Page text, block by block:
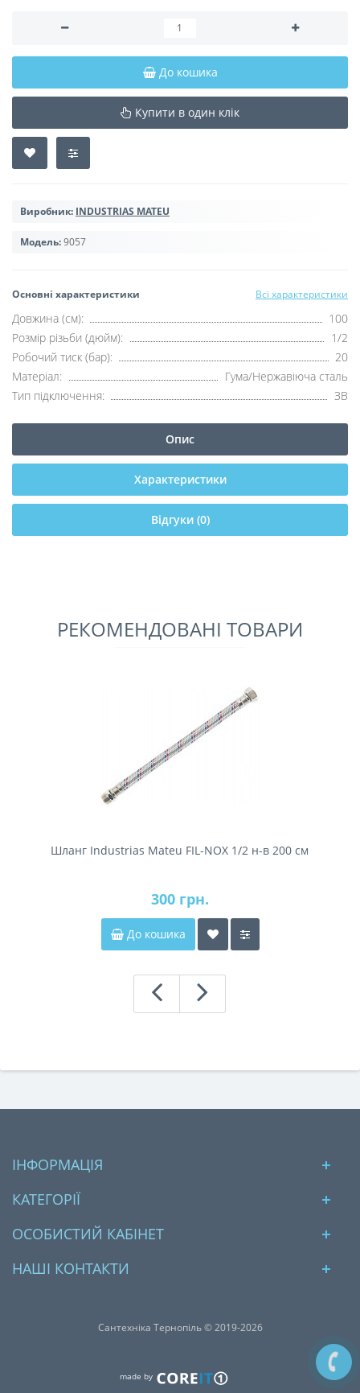
До кошика
Купити в один клік
Виробник: INDUSTRIAS MATEU
Модель:9057
Основні характеристики Всі характеристики
Довжина (см):
100
Розмір різьби (дюйм):
1/2
Робочий тиск (бар):
20
Матеріал:
Гума/Нержавіюча сталь
Тип підключення:
ЗВ
Опис
Характеристики
Відгуки (0)
РЕКОМЕНДОВАНІ ТОВАРИ
Шланг Industrias Mateu FIL-NOX 1/2 н-в 200 см
300 грн.
До кошика
ІНФОРМАЦІЯ
КАТЕГОРІЇ
ОСОБИСТИЙ КАБІНЕТ
НАШІ КОНТАКТИ
Сантехніка Тернопіль © 2019-2026
made by